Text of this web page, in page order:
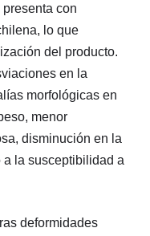
con
lo que
del producto.
en la
morfológicas en
menor
disminución en la
a la susceptibilidad a
deformidades